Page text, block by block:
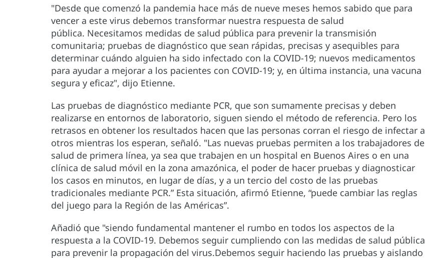
"Desde que comenzó la pandemia hace más de nueve meses hemos sabido que para
vencer a este virus debemos transformar nuestra respuesta de salud
pública. Necesitamos medidas de salud pública para prevenir la transmisión
comunitaria; pruebas de diagnóstico que sean rápidas, precisas y asequibles para
determinar cuándo alguien ha sido infectado con la COVID-19; nuevos medicamentos
para ayudar a mejorar a los pacientes con COVID-19; y, en última instancia, una vacuna
segura y eficaz", dijo Etienne.
Las pruebas de diagnóstico mediante PCR, que son sumamente precisas y deben
realizarse en entornos de laboratorio, siguen siendo el método de referencia. Pero los
retrasos en obtener los resultados hacen que las personas corran el riesgo de infectar a
otros mientras los esperan, señaló. "Las nuevas pruebas permiten a los trabajadores de
salud de primera línea, ya sea que trabajen en un hospital en Buenos Aires o en una
clínica de salud móvil en la zona amazónica, el poder de hacer pruebas y diagnosticar
los casos en minutos, en lugar de días, y a un tercio del costo de las pruebas
tradicionales mediante PCR.” Esta situación, afirmó Etienne, “puede cambiar las reglas
del juego para la Región de las Américas”.
Añadió que "siendo fundamental mantener el rumbo en todos los aspectos de la
respuesta a la COVID-19. Debemos seguir cumpliendo con las medidas de salud pública
para prevenir la propagación del virus.Debemos seguir haciendo las pruebas y aislando